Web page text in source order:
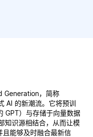
Generation，简称
AI 的新潮流。它将预训
GPT）与存储于向量数据
知识源相结合，从而让模
且能够及时融合最新信